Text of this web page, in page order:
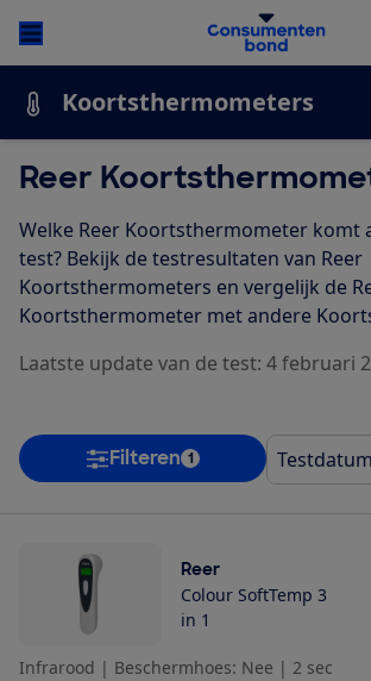
Koortsthermometers
Reer
Welke Reer Koortsthermometer komt
test? Bekijk de testresultaten van Reer
Koortsthermometers en vergelijk de
Koortsthermometer met andere
Laatste update van de test: 4 februari
Filteren 1
Reer
Colour SoftTemp 3
in 1
Infrarood | Beschermhoes: Nee | 2 sec